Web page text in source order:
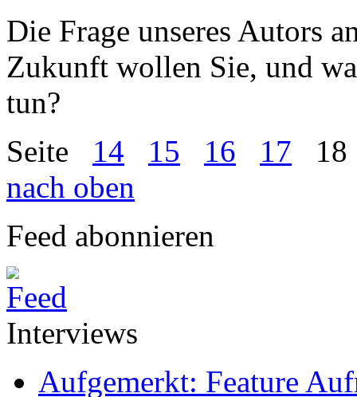
Die Frage unseres Autors
Zukunft wollen Sie, und
tun?
Seite 14 15 16 17 18
nach oben
Feed abonnieren
Interviews
Aufgemerkt: Feature